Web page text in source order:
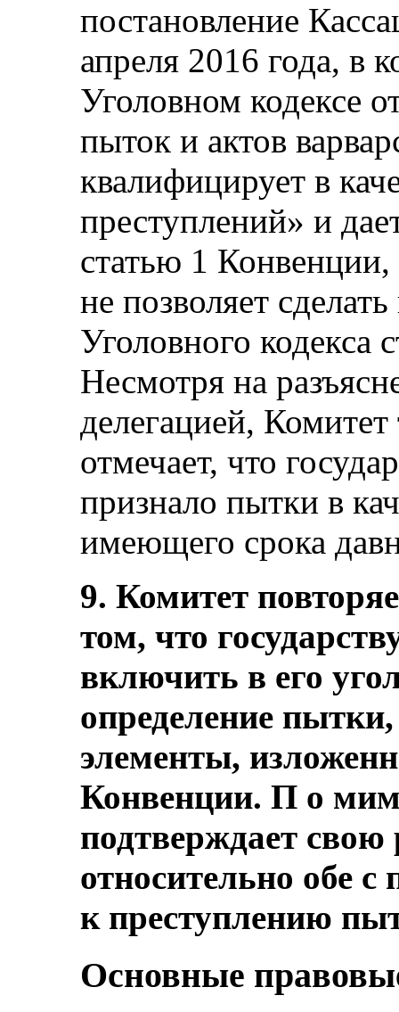
постановление
апреля 2016 года, в
Уголовном кодексе
пыток и актов
квалифицирует в
преступлений» и
статью 1 Конвенции,
не позволяет
Уголовного кодекса
Несмотря на
делегацией,
отмечает, что
признало пытки в
имеющего срока
9. Комитет
том, что
включить в его
определение
элементы,
Конвенции. П о
подтверждает
относительно обе
к преступлению
Основные